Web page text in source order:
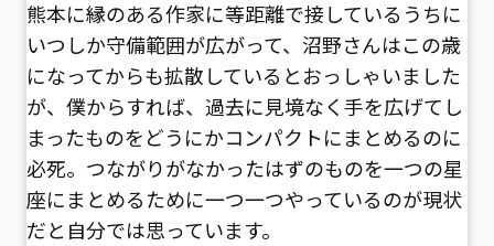
熊本に縁のある作家に等距離で接しているうちに
いつしか守備範囲が広がって、沼野さんはこの歳
になってからも拡散しているとおっしゃいました
が、僕からすれば、過去に見境なく手を広げてし
まったものをどうにかコンパクトにまとめるのに
必死。つながりがなかったはずのものを一つの星
座にまとめるために一つ一つやっているのが現状
だと自分では思っています。